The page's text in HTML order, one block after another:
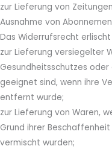
zur Lieferung von
Ausnahme von
Das Widerrufsrecht
zur Lieferung versiegelter
Gesundheitsschutzes
geeignet sind, wenn ihre
entfernt wurde;
zur Lieferung von Waren,
Grund ihrer
vermischt wurden;